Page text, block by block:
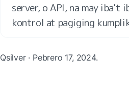
server, o API, na may iba't
kontrol at pagiging
Qsilver · Pebrero 17, 2024.